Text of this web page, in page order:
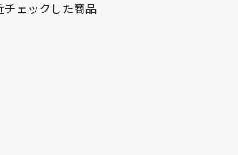
チェックした商品